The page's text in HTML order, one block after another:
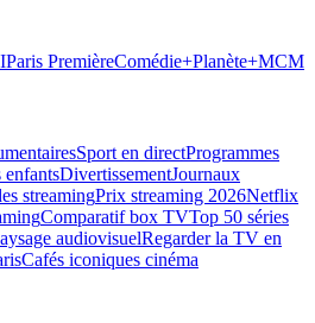
Paris PremièreComédie+Planète+MCM
Sport en directProgrammes
enfantsDivertissementJournaux
streamingPrix streaming 2026Netflix
Comparatif box TVTop 50 séries
audiovisuelRegarder la TV en
Cafés iconiques cinéma